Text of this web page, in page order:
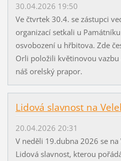
30.04.2026 19:50
Ve čtvrtek 30.4. se zástupci
organizací setkali u
osvobození u hřbitova. Zde
Orli položili květinovou vazbu
náš orelský prapor.
Lidová slavnost na
20.04.2026 20:31
V neděli 19.dubna 2026 se
Lidová slavnost, kterou